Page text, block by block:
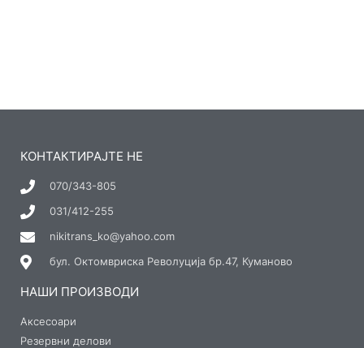
КОНТАКТИРАЈТЕ НЕ
070/343-805
031/412-255
nikitrans_ko@yahoo.com
бул. Октомвриска Револуција бр.47, Куманово
НАШИ ПРОИЗВОДИ
Аксесоари
Резервни делови